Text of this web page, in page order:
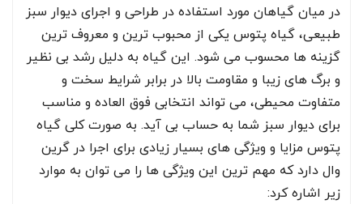
در میان گیاهان مورد استفاده در طراحی و اجرای دیوار سبز
طبیعی، گیاه پتوس یکی از محبوب ترین و معروف ترین
گزینه ها محسوب می شود. این گیاه به دلیل رشد بی نظیر
و برگ های زیبا و مقاومت بالا در برابر شرایط سخت و
متفاوت محیطی، می تواند انتخابی فوق العاده و مناسب
برای دیوار سبز شما به حساب بی آید. به صورت کلی گیاه
پتوس مزایا و ویژگی های بسیار زیادی برای اجرا در گرین
وال دارد که مهم ترین این ویژگی ها را می توان به موارد
زیر اشاره کرد: